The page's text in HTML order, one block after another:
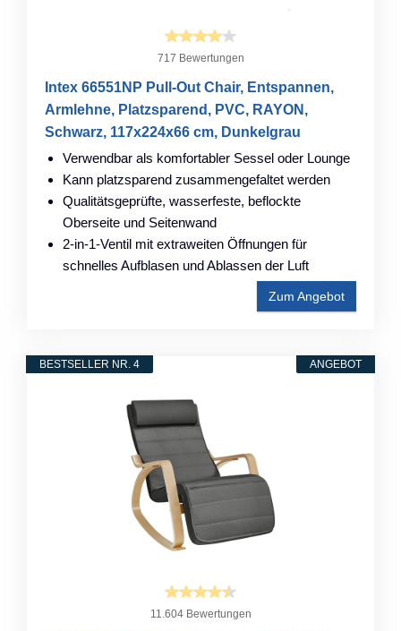
717 Bewertungen
Intex 66551NP Pull-Out Chair, Entspannen,
Armlehne, Platzsparend, PVC, RAYON,
Schwarz, 117x224x66 cm, Dunkelgrau
Verwendbar als komfortabler Sessel oder Lounge
Kann platzsparend zusammengefaltet werden
Qualitätsgeprüfte, wasserfeste, beflockte
Oberseite und Seitenwand
2-in-1-Ventil mit extraweiten Öffnungen für
schnelles Aufblasen und Ablassen der Luft
Zum Angebot
ANGEBOT
BESTSELLER NR. 4
11.604 Bewertungen